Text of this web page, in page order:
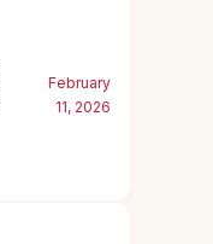
February
11, 2026